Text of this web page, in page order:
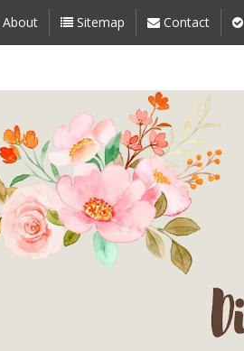
About Sitemap Contact